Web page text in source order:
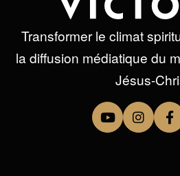
Transformer le climat
la diffusion médiatique du
Jésus-